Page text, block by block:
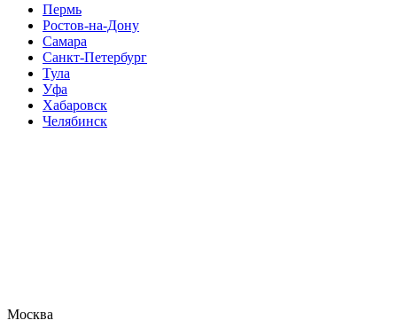
Пермь
Ростов-на-Дону
Самара
Санкт-Петербург
Тула
Уфа
Хабаровск
Челябинск
Москва